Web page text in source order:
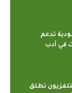
تدعم
في أدب
تطلق